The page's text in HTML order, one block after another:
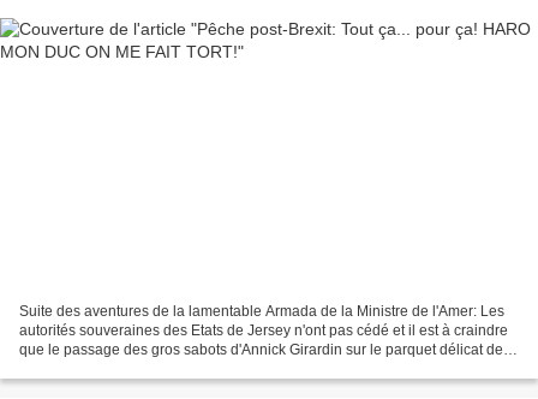
Suite des aventures de la lamentable Armada de la Ministre de l'Amer: Les
autorités souveraines des Etats de Jersey n'ont pas cédé et il est à craindre
que le passage des gros sabots d'Annick Girardin sur le parquet délicat de